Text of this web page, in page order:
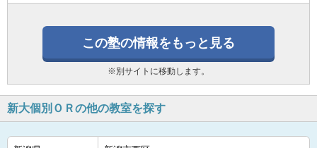
この塾の情報をもっと見る
※別サイトに移動します。
新大個別ＯＲの他の教室を探す